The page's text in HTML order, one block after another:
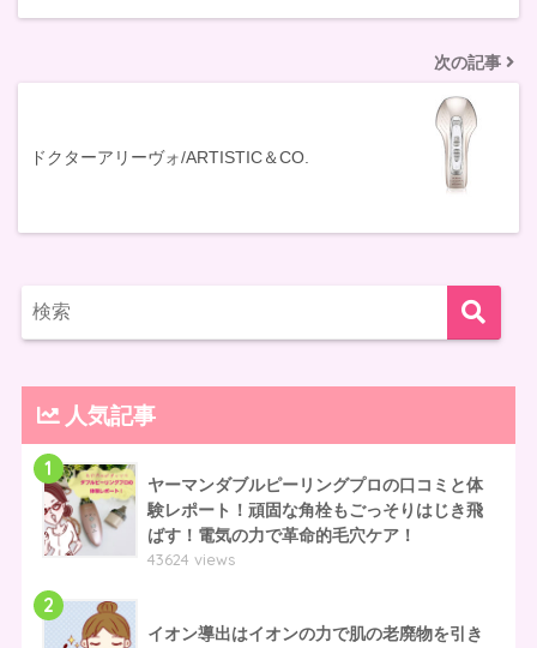
次の記事
ドクターアリーヴォ/ARTISTIC＆CO.
人気記事
1
ヤーマンダブルピーリングプロの口コミと体
験レポート！頑固な角栓もごっそりはじき飛
ばす！電気の力で革命的毛穴ケア！
43624 views
2
イオン導出はイオンの力で肌の老廃物を引き